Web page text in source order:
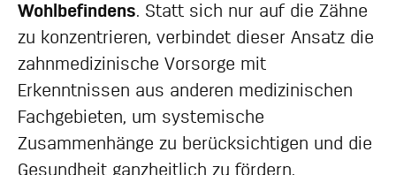
Wohlbefindens. Statt sich nur auf die Zähne
zu konzentrieren, verbindet dieser Ansatz die
zahnmedizinische Vorsorge mit
Erkenntnissen aus anderen medizinischen
Fachgebieten, um systemische
Zusammenhänge zu berücksichtigen und die
Gesundheit ganzheitlich zu fördern.